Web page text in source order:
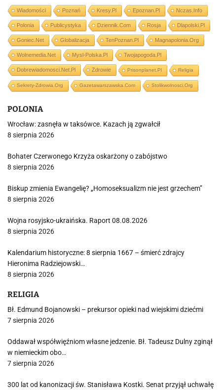
Wiadomości Poznań Kresy.pl Epoznan.pl Nczas.info
Polonia Publicystyka Dziennik.com Rosja Dlapolski.pl
Goniec.net Globalizacja TenPoznan.pl Magnapolonia.org
Wolnemedia.net Mysl-Polska.pl Twojapogoda.pl
Dobrewiadomosci.net.pl Zdrowie Prisonplanet.pl Religia
Sekrety-Zdrowia.org Gazetawarszawska.com Stolikwolnosci.org
POLONIA
Wrocław: zasnęła w taksówce. Kazach ją zgwałcił
8 sierpnia 2026
Bohater Czerwonego Krzyża oskarżony o zabójstwo
8 sierpnia 2026
Biskup zmienia Ewangelię? „Homoseksualizm nie jest grzechem”
8 sierpnia 2026
Wojna rosyjsko-ukraińska. Raport 08.08.2026
8 sierpnia 2026
Kalendarium historyczne: 8 sierpnia 1667 – śmierć zdrajcy
Hieronima Radziejowski…
8 sierpnia 2026
RELIGIA
Bł. Edmund Bojanowski – prekursor opieki nad wiejskimi dziećmi
7 sierpnia 2026
Oddawał współwięźniom własne jedzenie. Bł. Tadeusz Dulny zginął
w niemieckim obo…
7 sierpnia 2026
300 lat od kanonizacji św. Stanisława Kostki. Senat przyjął uchwałę